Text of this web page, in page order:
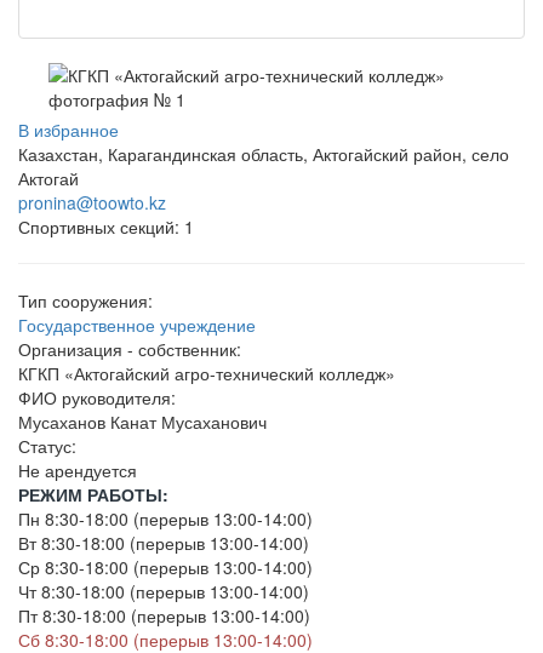
В избранное
Казахстан, Карагандинская область, Актогайский район, село
Актогай
pronina@toowto.kz
Спортивных секций: 1
Тип сооружения:
Государственное учреждение
Организация - собственник:
КГКП «Актогайский агро-технический колледж»
ФИО руководителя:
Мусаханов Канат Мусаханович
Статус:
Не арендуется
РЕЖИМ РАБОТЫ:
Пн 8:30-18:00 (перерыв 13:00-14:00)
Вт 8:30-18:00 (перерыв 13:00-14:00)
Ср 8:30-18:00 (перерыв 13:00-14:00)
Чт 8:30-18:00 (перерыв 13:00-14:00)
Пт 8:30-18:00 (перерыв 13:00-14:00)
Сб 8:30-18:00 (перерыв 13:00-14:00)